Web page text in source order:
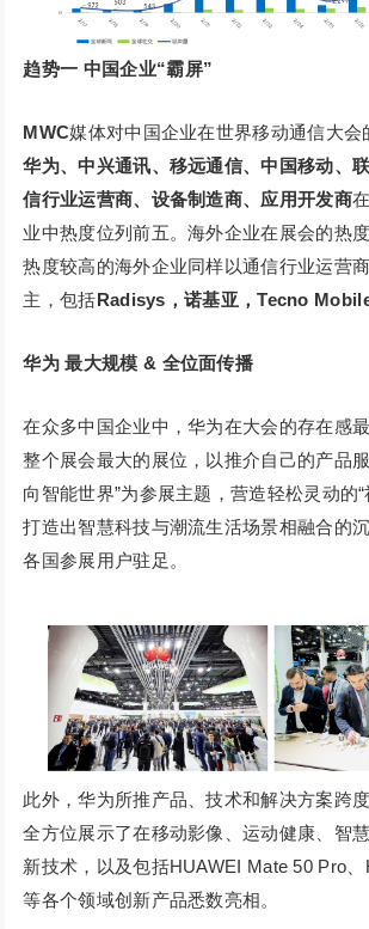
趋势一 中国企业“霸屏”
MWC媒体对中国企业在世界移动通信大会
华为、中兴通讯、移远通信、中国移动、
信行业运营商、设备制造商、应用开发商
业中热度位列前五。海外企业在展会的热
热度较高的海外企业同样以通信行业运营
主，包括Radisys，诺基亚，Tecno
华为 最大规模 & 全位面传播
在众多中国企业中，华为在大会的存在感
整个展会最大的展位，以推介自己的产品
向智能世界”为参展主题，营造轻松灵动的“
打造出智慧科技与潮流生活场景相融合的
各国参展用户驻足。
此外，华为所推产品、技术和解决方案跨
全方位展示了在移动影像、运动健康、智
新技术，以及包括HUAWEI Mate 50 Pro
等各个领域创新产品悉数亮相。